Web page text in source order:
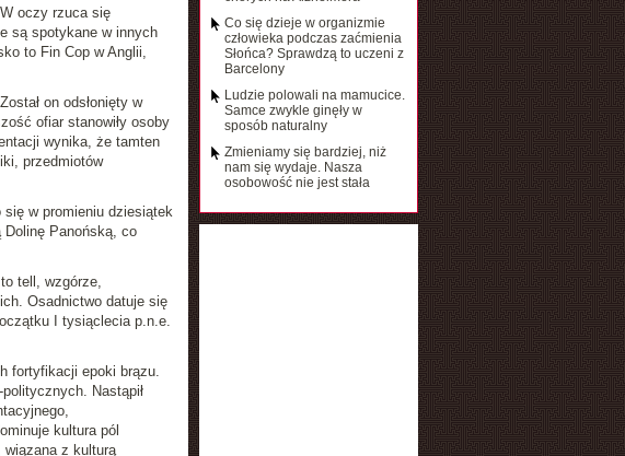
oczy rzuca się
są spotykane w innych
to Fin Cop w Anglii,
on odsłonięty w
ofiar stanowiły osoby
wynika, że tamten
przedmiotów
w promieniu dziesiątek
Dolinę Panońską, co
tell, wzgórze,
Osadnictwo datuje się
I tysiąclecia p.n.e.
fortyfikacji epoki brązu.
Nastąpił
kultura pól
wiązana z kulturą
Co się dzieje w organizmie
człowieka podczas zaćmienia
Słońca? Sprawdzą to uczeni z
Barcelony
Ludzie polowali na mamucice.
Samce zwykle ginęły w
sposób naturalny
Zmieniamy się bardziej, niż
nam się wydaje. Nasza
osobowość nie jest stała